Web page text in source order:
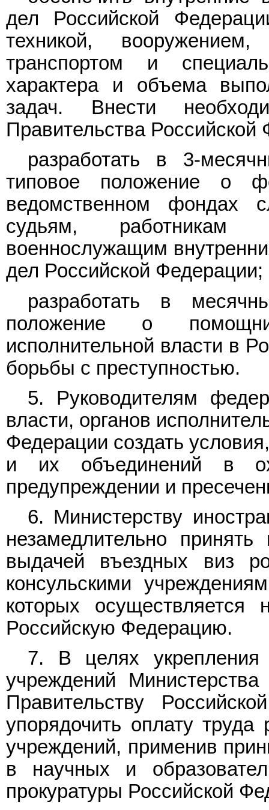
дел Российской
техникой,
транспортом и
характера и объема
задач. Внести
Правительства
разработать в 3-
типовое положение о
ведомственном фондах
судьям, работникам
военнослужащим
дел Российской Федерации;
разработать в
положение о
исполнительной власти в
борьбы с преступностью.
5. Руководителям
власти, органов
Федерации создать
и их объединений в
предупреждении и
6. Министерству
незамедлительно
выдачей въездных виз
консульскими
которых осуществляется
Российскую Федерацию.
7. В целях укрепления
учреждений
Правительству
упорядочить оплату труда
учреждений, применив
в научных и
прокуратуры Российской